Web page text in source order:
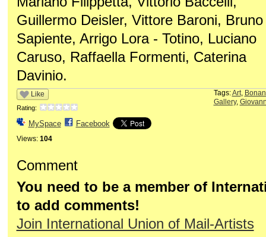
Guillermo Deisler, Vittore Baroni, Bruno
Sapiente, Arrigo Lora - Totino, Luciano
Caruso, Raffaella Formenti, Caterina
Davinio.
Like
Rating:
MySpace Facebook
Views: 104
Tags:Art,
Gallery,
Comment
You need to be a member of
to add comments!
Join International Union of Mail-Artists